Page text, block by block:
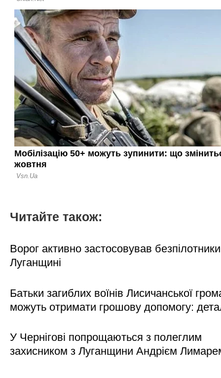
Читайте також:
Ворог активно застосовував
Луганщині
Батьки загиблих воїнів Лисичанської
можуть отримати грошову допомогу:
У Чернігові попрощаються з полеглим
захисником з Луганщини Андрієм